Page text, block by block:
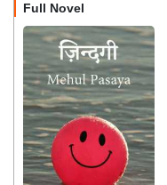
Full Novel